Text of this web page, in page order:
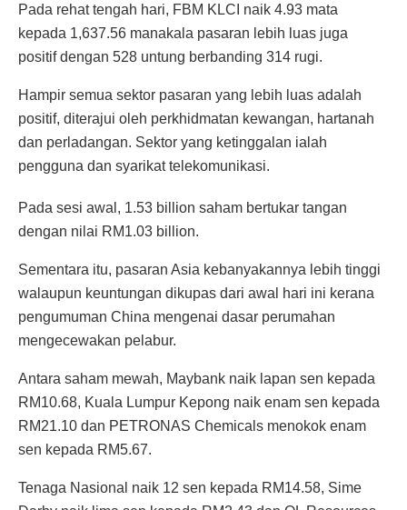
Pada rehat tengah hari, FBM KLCI naik 4.93 mata
kepada 1,637.56 manakala pasaran lebih luas juga
positif dengan 528 untung berbanding 314 rugi.
Hampir semua sektor pasaran yang lebih luas adalah
positif, diterajui oleh perkhidmatan kewangan, hartanah
dan perladangan. Sektor yang ketinggalan ialah
pengguna dan syarikat telekomunikasi.
Pada sesi awal, 1.53 billion saham bertukar tangan
dengan nilai RM1.03 billion.
Sementara itu, pasaran Asia kebanyakannya lebih tinggi
walaupun keuntungan dikupas dari awal hari ini kerana
pengumuman China mengenai dasar perumahan
mengecewakan pelabur.
Antara saham mewah, Maybank naik lapan sen kepada
RM10.68, Kuala Lumpur Kepong naik enam sen kepada
RM21.10 dan PETRONAS Chemicals menokok enam
sen kepada RM5.67.
Tenaga Nasional naik 12 sen kepada RM14.58, Sime